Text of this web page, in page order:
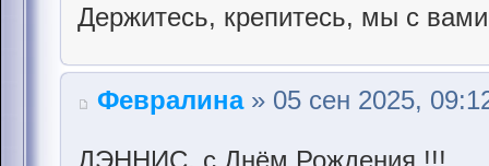
Держитесь, крепитесь, мы с
Февралина» 05 сен 2025,
ДЭННИС, с Днём Рождения !!!